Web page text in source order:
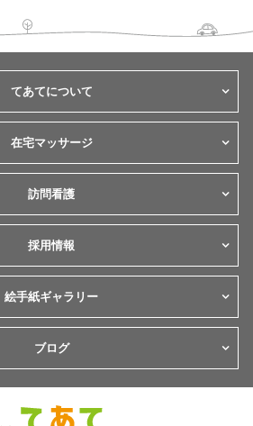
てあてについて
在宅マッサージ
訪問看護
採用情報
絵手紙ギャラリー
ブログ